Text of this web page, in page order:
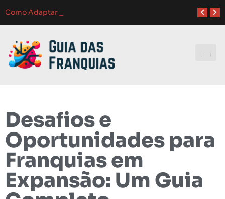
Desafios e
Oportunidades para
Franquias em
Expansão: Um Guia